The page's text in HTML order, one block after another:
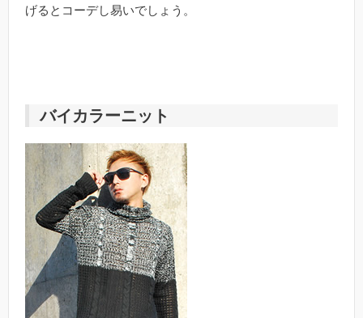
げるとコーデし易いでしょう。
バイカラーニット